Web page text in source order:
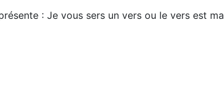
: Je vous sers un vers ou le vers est ma